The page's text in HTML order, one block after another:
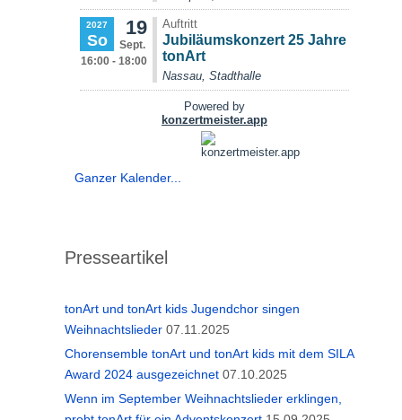
Ganzer Kalender...
Presseartikel
tonArt und tonArt kids Jugendchor singen
Weihnachtslieder 07.11.2025
Chorensemble tonArt und tonArt kids mit dem SILA
Award 2024 ausgezeichnet 07.10.2025
Wenn im September Weihnachtslieder erklingen,